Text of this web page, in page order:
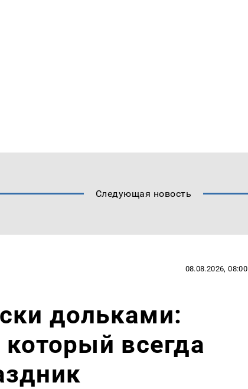
Следующая новость
08.08.2026, 08:00
дольками:
всегда